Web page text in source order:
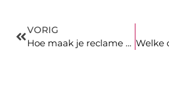
VORIG
Hoe maak je reclame voor een site op Google?